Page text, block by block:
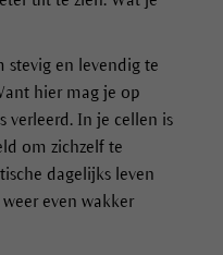
stevig en levendig te
hier mag je op
verleerd. In je cellen is
om zichzelf te
dagelijks leven
even wakker